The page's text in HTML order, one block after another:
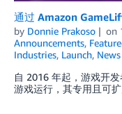
通过 Amazon
by Donnie Prakoso on
Announcements,
Industries, Launch, News
自 2016 年起，游戏开
游戏运行，其专用且可